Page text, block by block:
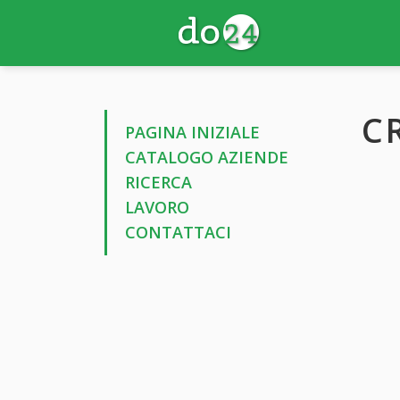
PAGINA INIZIALE
CATALOGO AZIENDE
RICERCA
LAVORO
CONTATTACI